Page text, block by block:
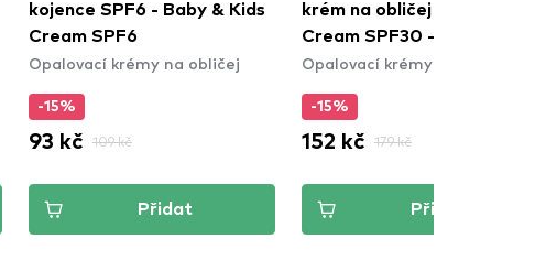
kojence SPF6 - Baby & Kids
Cream SPF6
Opalovací krémy na obličej
-15%
93 kč 109 kč
Přidat
krém na obličej - Baby Face
Cream SPF30 - Water
Resistant
Opalovací krémy na obličej
-15%
152 kč 179 kč
Přidat